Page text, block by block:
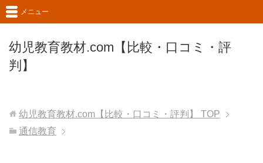
幼児教育教材.com【比較・口コミ・評
判】
メニュー
幼児教育教材.com【比較・口コミ・評判】
TOP
通信教育